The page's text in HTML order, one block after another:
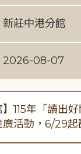
新莊中港分館
2026-08-07
】115年「讀出
廣活動，6/29